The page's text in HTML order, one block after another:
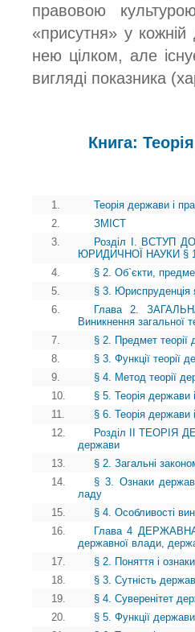
правовою
«присутня» у кожній
нею цілком, але
вигляді показника
Книга:
1.
Теорія держави і
2.
ЗМІСТ
3.
Розділ І. ВСТУП
ЮРИДИЧНОЇ НАУКИ § 1.
4.
§ 2. Об`єкти,
5.
§ 3. Юриспруденція
6.
Глава 2.
Виникнення загальної
7.
§ 2. Предмет теорії
8.
§ 3. Функції теорії
9.
§ 4. Метод теорії
10.
§ 5. Теорія держави
11.
§ 6. Теорія держави
12.
Розділ II ТЕОРІЯ
держави
13.
§ 2. Загальні
14.
§ 3. Ознаки
ладу
15.
§ 4. Особливості
16.
Глава 4 ДЕРЖАВНА
державної влади,
17.
§ 2. Поняття і
18.
§ 3. Сутність
19.
§ 4. Суверенітет
20.
§ 5. Функції держави